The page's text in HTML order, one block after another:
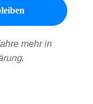
mehr in
.